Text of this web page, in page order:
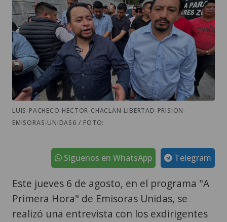
LUIS-PACHECO-HECTOR-CHACLAN-LIBERTAD-PRISION-
EMISORAS-UNIDAS6 / FOTO:
Síguenos en WhatsApp
Este jueves 6 de agosto, en el programa "A
Primera Hora" de Emisoras Unidas, se
realizó una entrevista con los exdirigentes
de los 48 Cantones de Totonicapán, Luis
Pacheco y Héctor Chaclán, quienes